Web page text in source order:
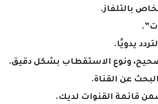
ونوع الاستقطاب بشكل دقيق.
قائمة القنوات لديك.